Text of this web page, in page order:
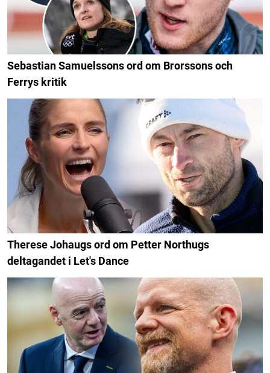
Sebastian Samuelssons ord om Brorssons och
Ferrys kritik
Therese Johaugs ord om Petter Northugs
deltagandet i Let's Dance